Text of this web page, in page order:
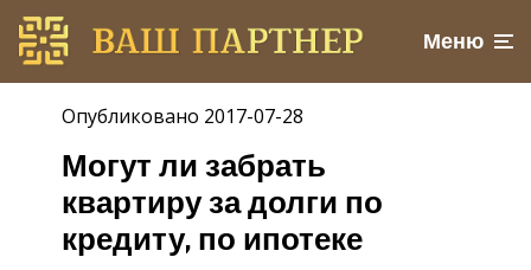
Меню
Опубликовано 2017-07-28
Могут ли забрать
квартиру за долги по
кредиту, по ипотеке